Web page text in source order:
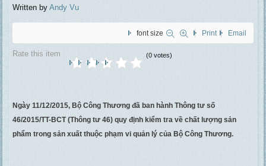
Written byAndy Vu
font size Print Email
Rate this item (0 votes)
Ngày 11/12/2015, Bộ Công Thương đã ban hành Thông tư số
46/2015/TT-BCT (Thông tư 46) quy định kiểm tra về chất lượng sản
phẩm trong sản xuất thuộc phạm vi quản lý của Bộ Công Thương.